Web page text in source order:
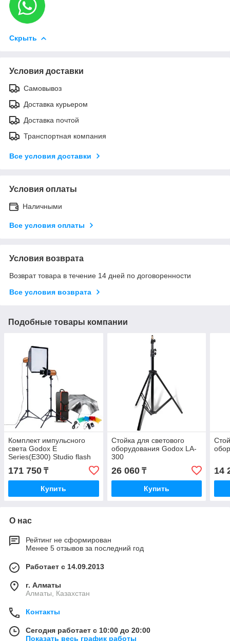
Скрыть
Условия доставки
Самовывоз
Доставка курьером
Доставка почтой
Транспортная компания
Все условия доставки
Условия оплаты
Наличными
Все условия оплаты
Условия возврата
Возврат товара в течение 14 дней по договоренности
Все условия возврата
Подобные товары компании
Комплект импульсного
света Godox E
Series(E300) Studio flash
171 750 ₸
Купить
Стойка для светового
оборудования Godox LA-
300
26 060₸
Купить
14
О нас
Рейтинг не сформирован
Менее 5 отзывов за последний год
Работает с 14.09.2013
г. Алматы
Алматы, Казахстан
Контакты
Сегодня работает с 10:00 до 20:00
Показать весь график работы